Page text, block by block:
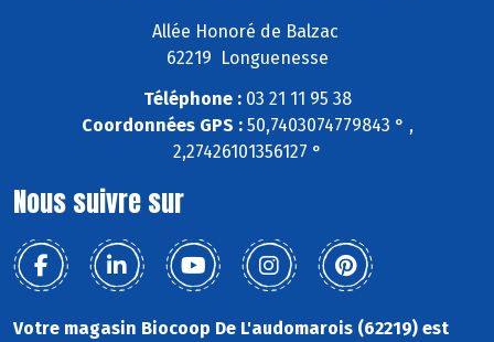
Allée Honoré de Balzac
62219 Longuenesse
Téléphone :03 21 11 95 38
Coordonnées GPS :50,7403074779843 ° ,
2,27426101356127 °
Nous suivre sur
Votre magasin Biocoop De L'audomarois (62219) est